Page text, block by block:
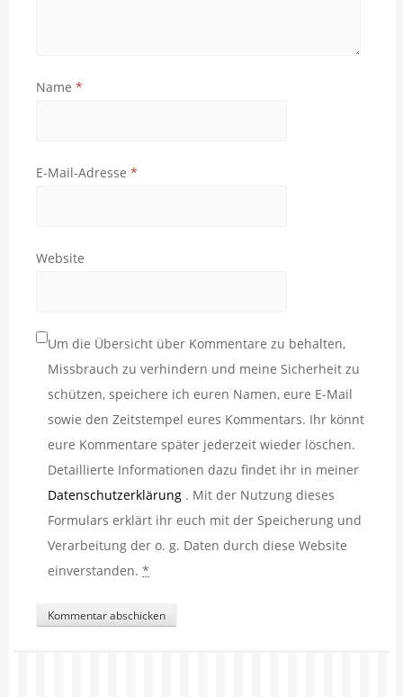
Name *
E-Mail-Adresse *
Website
Um die Übersicht über Kommentare zu behalten,
Missbrauch zu verhindern und meine Sicherheit zu
schützen, speichere ich euren Namen, eure E-Mail
sowie den Zeitstempel eures Kommentars. Ihr könnt
eure Kommentare später jederzeit wieder löschen.
Detaillierte Informationen dazu findet ihr in meiner
Datenschutzerklärung . Mit der Nutzung dieses
Formulars erklärt ihr euch mit der Speicherung und
Verarbeitung der o. g. Daten durch diese Website
einverstanden. *